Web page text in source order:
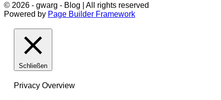
© 2026 - gwarg - Blog | All rights reserved
Powered by Page Builder Framework
Schließen
Privacy Overview